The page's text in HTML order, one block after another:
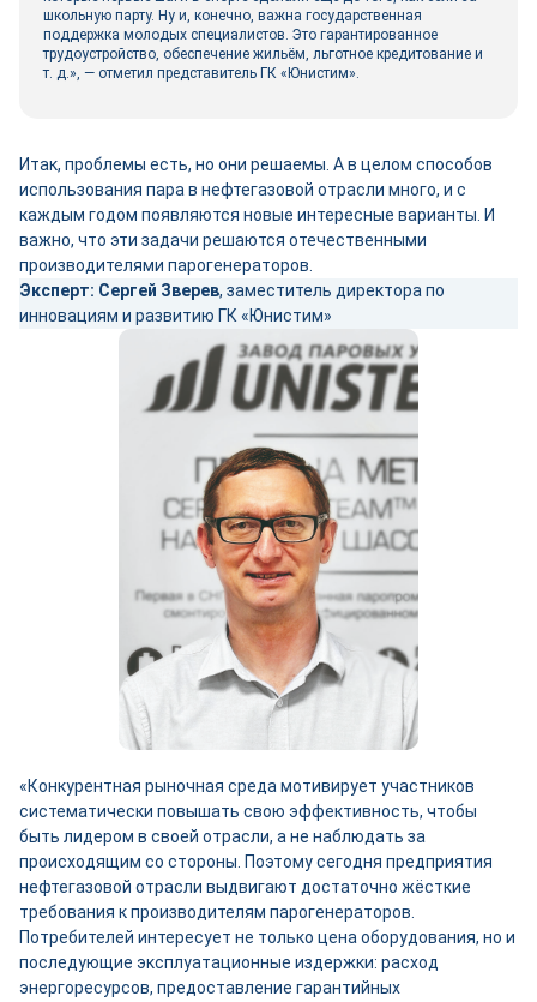
школьную парту. Ну и, конечно, важна государственная
поддержка молодых специалистов. Это гарантированное
трудоустройство, обеспечение жильём, льготное кредитование и
т. д.», ― отметил представитель ГК «Юнистим».
Итак, проблемы есть, но они решаемы. А в целом способов
использования пара в нефтегазовой отрасли много, и с
каждым годом появляются новые интересные варианты. И
важно, что эти задачи решаются отечественными
производителями парогенераторов.
Эксперт: Сергей Зверев, заместитель директора по
инновациям и развитию ГК «Юнистим»
«Конкурентная рыночная среда мотивирует участников
систематически повышать свою эффективность, чтобы
быть лидером в своей отрасли, а не наблюдать за
происходящим со стороны. Поэтому сегодня предприятия
нефтегазовой отрасли выдвигают достаточно жёсткие
требования к производителям парогенераторов.
Потребителей интересует не только цена оборудования, но и
последующие эксплуатационные издержки: расход
энергоресурсов, предоставление гарантийных